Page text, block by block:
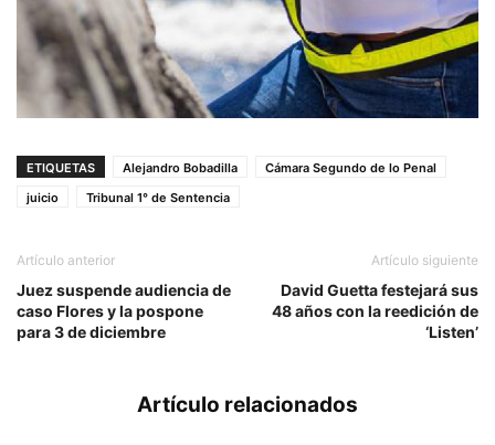
ETIQUETAS Alejandro Bobadilla
Cámara Segundo de lo Penal
juicio
Tribunal 1° de Sentencia
Artículo anterior
Juez suspende audiencia de
caso Flores y la pospone
para 3 de diciembre
Artículo siguiente
David Guetta festejará sus
48 años con la reedición de
‘Listen’
Artículo relacionados